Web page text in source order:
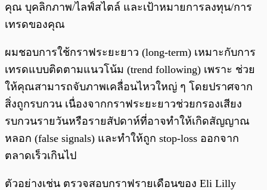
คุณ บุคลิกภาพ/ไลฟ์สไตล์ และเป้าหมายการลงทุน/การ
เทรดของคุณ
ผมชอบการใช้กราฟระยะยาว (long-term) เหมาะกับการ
เทรดแบบติดตามแนวโน้ม (trend following) เพราะ ช่วย
ให้คุณสามารถจับภาพเคลื่อนไหวใหญ่ ๆ โดยปราศจาก
สิ่งถูกรบกวน เนื่องจากกราฟระยะยาวช่วยกรองเสียง
รบกวนรายวันหรือรายสัปดาห์ที่อาจทำให้เกิดสัญญาณ
หลอก (false signals) และทำให้ถูก stop-loss ออกจาก
ตลาดเร็วเกินไป
ตัวอย่างเช่น ตรวจสอบกราฟรายเดือนของ Eli Lilly